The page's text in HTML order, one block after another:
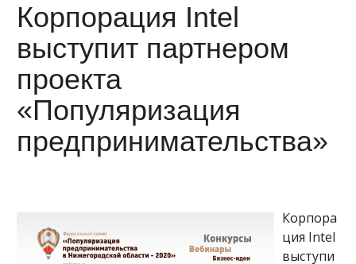
Корпорация Intel
выступит партнером
проекта
«Популяризация
предпринимательства»
Корпора
ция Intel
выступи